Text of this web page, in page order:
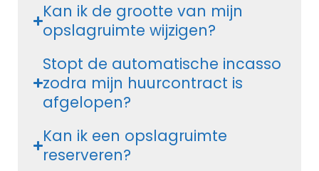
Kan ik de grootte van mijn
opslagruimte wijzigen?
Stopt de automatische incasso
zodra mijn huurcontract is
afgelopen?
Kan ik een opslagruimte
reserveren?